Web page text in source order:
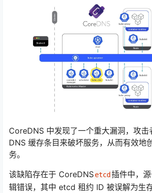
CoreDNS 中发现了一个重大漏洞，攻击
DNS 缓存条目来破坏服务，从而有效地
务。
该缺陷存在于 CoreDNSetcd 插件中，
辑错误，其中 etcd 租约 ID 被误解为生